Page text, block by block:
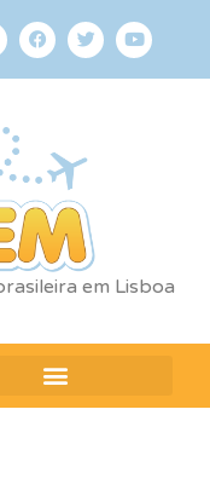
em Lisboa